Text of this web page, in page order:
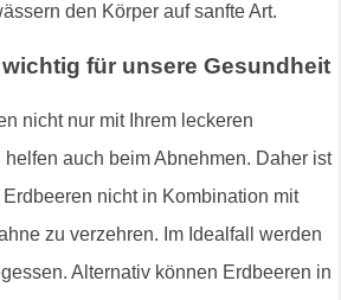
den Körper auf sanfte Art.
für unsere Gesundheit
nicht nur mit Ihrem leckeren
auch beim Abnehmen. Daher ist
nicht in Kombination mit
zu verzehren. Im Idealfall werden
Alternativ können Erdbeeren in